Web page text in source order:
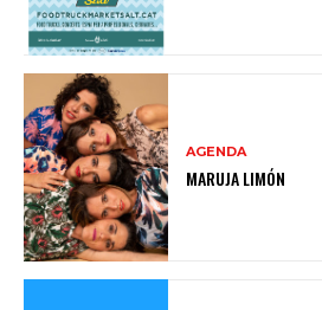
AGENDA
MARUJA LIMÓN